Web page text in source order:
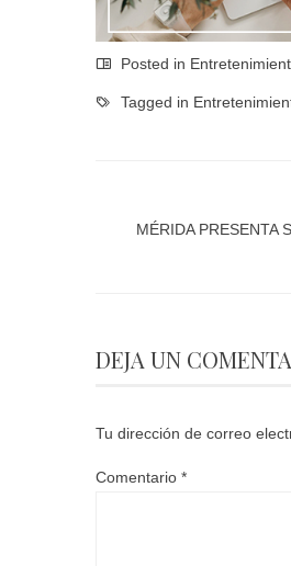
Posted in
Tagged in
MÉRIDA PRESENTA
DEJA UN
Tu dirección de correo
Comentario *